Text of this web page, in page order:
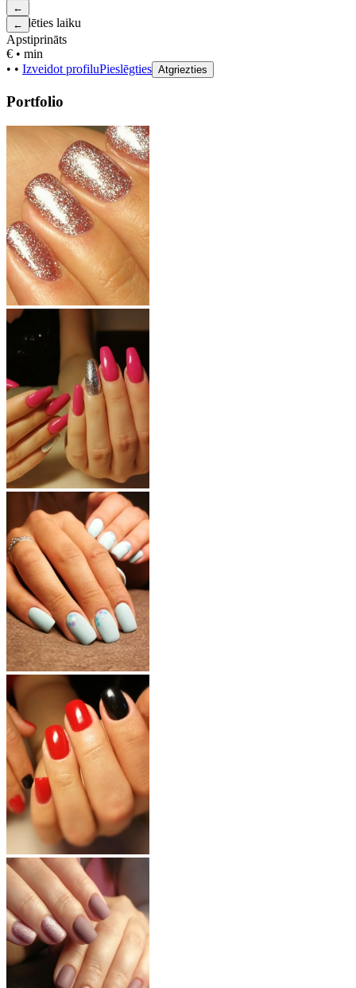
←
Izvēlēties laiku
←
Apstiprināts
€ • min
• • Izveidot profiluPieslēgties Atgriezties
Portfolio